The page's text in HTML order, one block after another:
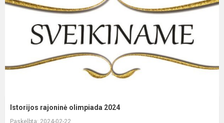
Istorijos rajoninė olimpiada 2024
Paskelbta: 2024-02-22